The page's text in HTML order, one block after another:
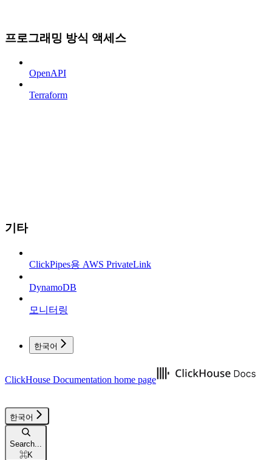
프로그래밍 방식 액세스
OpenAPI
Terraform
기타
ClickPipes용 AWS PrivateLink
DynamoDB
모니터링
한국어
ClickHouse Documentation home page
한국어
Search...
⌘K